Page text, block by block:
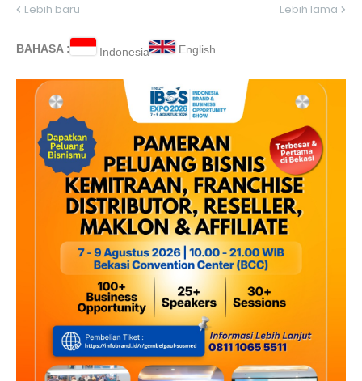
Lebih baru Lebih lama
BAHASA : Indonesia English